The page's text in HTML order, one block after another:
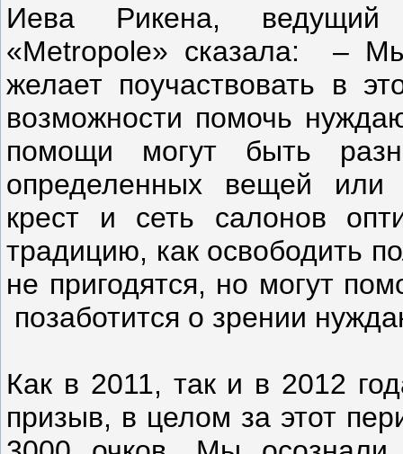
Иева Рикена, ведущий
«Metropole» сказала: –
желает поучаствовать в
возможности помочь
помощи могут быть
определенных вещей
крест и сеть салонов
традицию, как освободить
не пригодятся, но могут
позаботится о зрении
Как в 2011, так и в 2012
призыв, в целом за этот